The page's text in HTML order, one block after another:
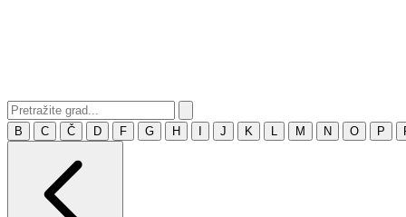
B C Č D F G H J K M N O P